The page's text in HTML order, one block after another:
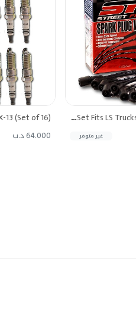
MSD Street Fire Ignition Wire Set Fits LS Trucks 4.8L, 5.3L, 6.0L, '98-'05
غير متوفر 64.000 د.ب